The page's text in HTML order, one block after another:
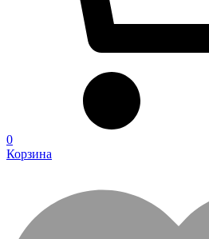
0
Корзина